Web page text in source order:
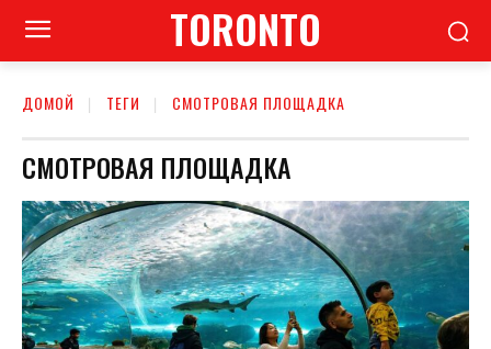
TORONTO
ДОМОЙ ТЕГИ СМОТРОВАЯ ПЛОЩАДКА
СМОТРОВАЯ ПЛОЩАДКА